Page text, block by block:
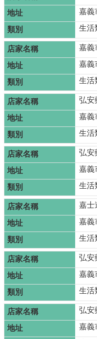
嘉義
生活
嘉義
嘉義
生活
弘安
嘉義
生活
弘安
嘉義
生活
嘉士
嘉義
生活
弘安
嘉義
生活
弘安
嘉義